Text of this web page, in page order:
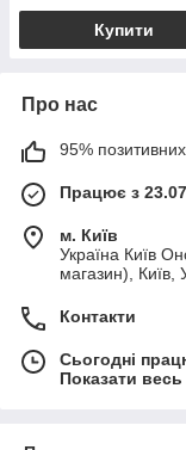
Купити
Про нас
95% позитивних
Працює з
м. Київ
Україна Київ
магазин), Київ,
Контакти
Сьогодні
Показати